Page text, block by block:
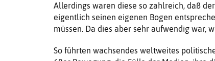
Allerdings wa­ren diese so zahlreich, daß
eigent­lich seinen eigenen Bogen
müssen. Da dies aber sehr aufwendig war,
So führten wachsendes weltweites